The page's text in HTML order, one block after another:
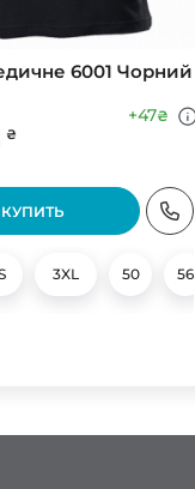
60 62
6001 Чорний
₴
+47₴
КУПИТЬ
3XL 50 56